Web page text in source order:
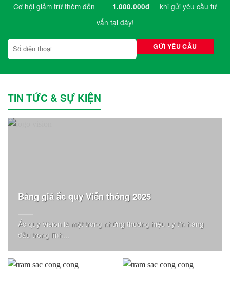
Cơ hội giảm trừ thêm đến
1.000.000đ
khi gửi yêu cầu tư
vấn tại đây!
TIN TỨC & SỰ KIỆN
Bảng giá ắc quy Viễn thông 2025
Ắc quy Vision là một trong những thương hiệu uy tín hàng
đầu trong lĩnh...